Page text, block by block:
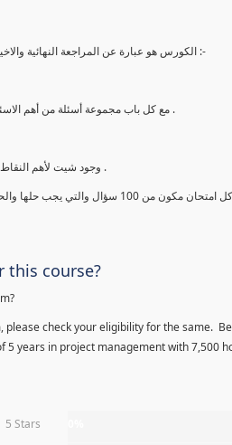
الكورس هو عبارة عن المراجعة النهائية والاخيرة في الاسبوع ما قبل الامتحان ويشتمل علي ما يلي :-
2. مع كل باب مجموعة أسئلة من أهم الاسئلة والمحتمل أن تأتي بنسبة 99.99 % في الامتحان .
4. وجود شيت لأهم النقاط التي يجب قراءتها قبل الامتحان بيومين علي الاقل .
this course?
check your eligibility for the same.
years in project management with 7,500
5 Stars